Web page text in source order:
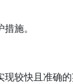
施。
较快且准确的